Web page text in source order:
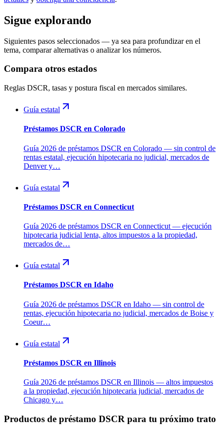
Sigue explorando
Siguientes pasos seleccionados — ya sea para profundizar en el
tema, comparar alternativas o analizar los números.
Compara otros estados
Reglas DSCR, tasas y postura fiscal en mercados similares.
Guía estatal
Préstamos DSCR en Colorado
Guía 2026 de préstamos DSCR en Colorado — sin control de
rentas estatal, ejecución hipotecaria no judicial, mercados de
Denver y…
Guía estatal
Préstamos DSCR en Connecticut
Guía 2026 de préstamos DSCR en Connecticut — ejecución
hipotecaria judicial lenta, altos impuestos a la propiedad,
mercados de…
Guía estatal
Préstamos DSCR en Idaho
Guía 2026 de préstamos DSCR en Idaho — sin control de
rentas, ejecución hipotecaria no judicial, mercados de Boise y
Coeur…
Guía estatal
Préstamos DSCR en Illinois
Guía 2026 de préstamos DSCR en Illinois — altos impuestos
a la propiedad, ejecución hipotecaria judicial, mercados de
Chicago y…
Productos de préstamo DSCR para tu próximo trato